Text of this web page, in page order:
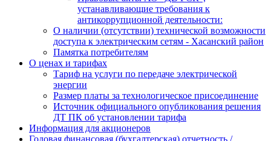
устанавливающие требования к
антикоррупционной деятельности:
О наличии (отсутствии) технической возможности
доступа к электрическим сетям - Хасанский район
Памятка потребителям
О ценах и тарифах
Тариф на услуги по передаче электрической
энергии
Размер платы за технологическое присоединение
Источник официального опубликования решения
ДТ ПК об установлении тарифа
Информация для акционеров
Годовая финансовая (бухгалтерская) отчетность /